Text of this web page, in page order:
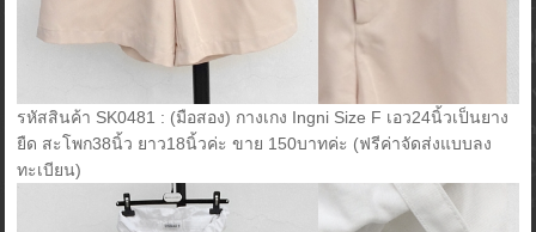
รหัสสินค้า SK0481 : (มือสอง) กางเกง Ingni Size F เอว24นิ้วเป็นยาง
ยืด สะโพก38นิ้ว ยาว18นิ้วค่ะ ขาย 150บาทค่ะ (ฟรีค่าจัดส่งแบบลง
ทะเบียน)